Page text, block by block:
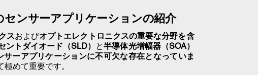
センサーアプリケーションの紹介
スおよびオプトエレクトロニクスの重要な分野を含
ントダイオード（SLD） と半導体光増幅器（SOA）
ーアプリケーションに不可欠な存在となっていま
極めて重要です。